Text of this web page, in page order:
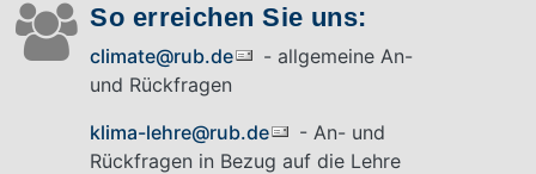
So erreichen Sie uns:
climate@rub.de
- allgemeine An-
und Rückfragen
klima-lehre@rub.de
- An- und
Rückfragen in Bezug auf die Lehre